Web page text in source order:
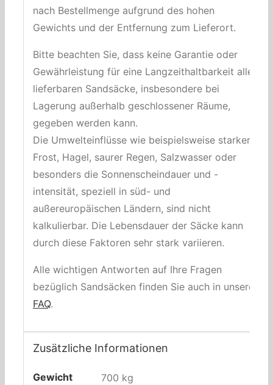
nach Bestellmenge aufgrund des hohen
Gewichts und der Entfernung zum Lieferort.
Bitte beachten Sie, dass keine Garantie oder
Gewährleistung für eine Langzeithaltbarkeit aller
lieferbaren Sandsäcke, insbesondere bei
Lagerung außerhalb geschlossener Räume,
gegeben werden kann.
Die Umwelteinflüsse wie beispielsweise starker
Frost, Hagel, saurer Regen, Salzwasser oder
besonders die Sonnenscheindauer und -
intensität, speziell in süd- und
außereuropäischen Ländern, sind nicht
kalkulierbar. Die Lebensdauer der Säcke kann
durch diese Faktoren sehr stark variieren.
Alle wichtigen Antworten auf Ihre Fragen
bezüglich Sandsäcken finden Sie auch in unseren
FAQ.
Zusätzliche Informationen
Gewicht
700 kg